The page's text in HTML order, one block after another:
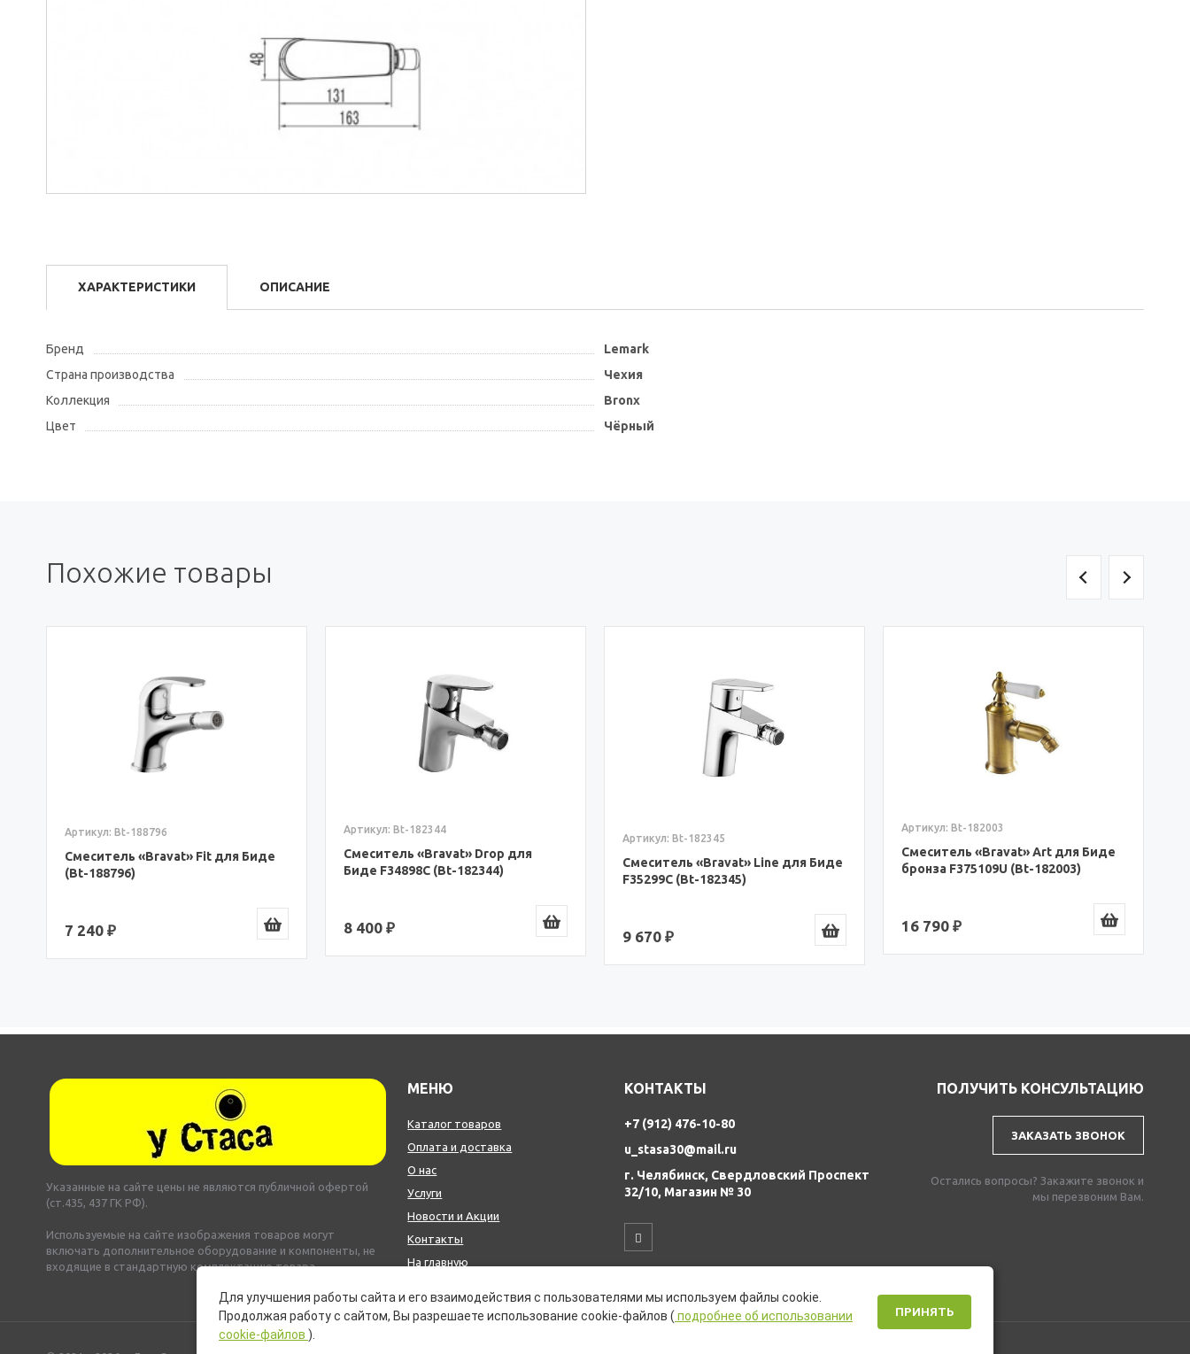
ХАРАКТЕРИСТИКИ ОПИСАНИЕ
Бренд
Lemark
Страна производства
Чехия
Коллекция
Bronx
Цвет
Чёрный
Похожие товары
Артикул: Bt-188796
Смеситель «Bravat» Fit для Биде
(Bt-188796)
7 240 ₽
Артикул: Bt-182344
Смеситель «Bravat» Drop для
Биде F34898C (Bt-182344)
8 400 ₽
Артикул: Bt-182345
Смеситель «Bravat» Line для Биде
F35299C (Bt-182345)
9 670 ₽
Артикул: Bt-182003
Смеситель «Bravat» Art для Биде
бронза F375109U (Bt-182003)
16 790 ₽
Указанные на сайте цены не являются публичной офертой
(ст.435, 437 ГК РФ).
Используемые на сайте изображения товаров могут
включать дополнительное оборудование и компоненты, не
входящие в стандартную комплектацию товара.
МЕНЮ
Каталог товаров
Оплата и доставка
О нас
Услуги
Новости и Акции
Контакты
На главную
КОНТАКТЫ
+7 (912) 476-10-80
u_stasa30@mail.ru
г. Челябинск, Свердловский Проспект
32/10, Магазин № 30
ПОЛУЧИТЬ КОНСУЛЬТАЦИЮ
ЗАКАЗАТЬ ЗВОНОК
Остались вопросы? Закажите звонок и
мы перезвоним Вам.
Для улучшения работы сайта и его взаимодействия с пользователями мы используем файлы cookie.
Продолжая работу с сайтом, Вы разрешаете использование cookie-файлов ( подробнее об использовании
cookie-файлов ).
ПРИНЯТЬ